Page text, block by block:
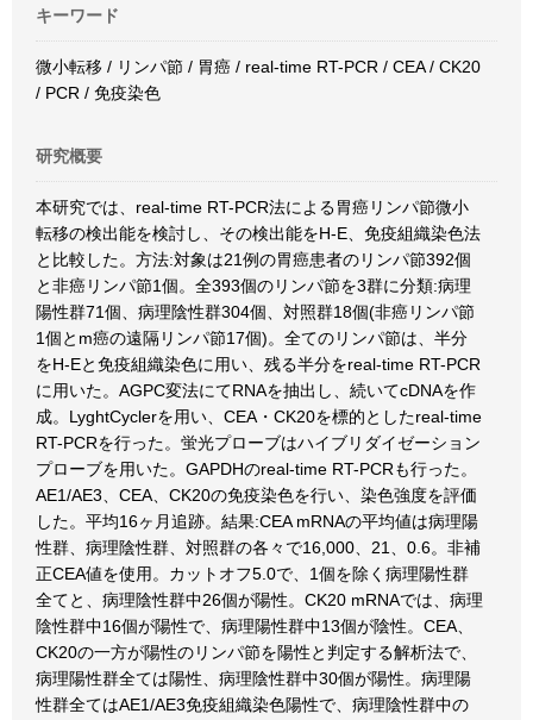
キーワード
微小転移 / リンパ節 / 胃癌 / real-time RT-PCR / CEA / CK20
/ PCR / 免疫染色
研究概要
本研究では、real-time RT-PCR法による胃癌リンパ節微小
転移の検出能を検討し、その検出能をH-E、免疫組織染色法
と比較した。方法:対象は21例の胃癌患者のリンパ節392個
と非癌リンパ節1個。全393個のリンパ節を3群に分類:病理
陽性群71個、病理陰性群304個、対照群18個(非癌リンパ節
1個とm癌の遠隔リンパ節17個)。全てのリンパ節は、半分
をH-Eと免疫組織染色に用い、残る半分をreal-time RT-PCR
に用いた。AGPC変法にてRNAを抽出し、続いてcDNAを作
成。LyghtCyclerを用い、CEA・CK20を標的としたreal-time
RT-PCRを行った。蛍光プローブはハイブリダイゼーション
プローブを用いた。GAPDHのreal-time RT-PCRも行った。
AE1/AE3、CEA、CK20の免疫染色を行い、染色強度を評価
した。平均16ヶ月追跡。結果:CEA mRNAの平均値は病理陽
性群、病理陰性群、対照群の各々で16,000、21、0.6。非補
正CEA値を使用。カットオフ5.0で、1個を除く病理陽性群
全てと、病理陰性群中26個が陽性。CK20 mRNAでは、病理
陰性群中16個が陽性で、病理陽性群中13個が陰性。CEA、
CK20の一方が陽性のリンパ節を陽性と判定する解析法で、
病理陽性群全ては陽性、病理陰性群中30個が陽性。病理陽
性群全てはAE1/AE3免疫組織染色陽性で、病理陰性群中の